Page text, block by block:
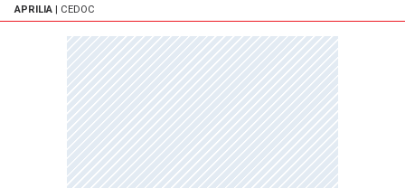
APRILIA | CEDOC